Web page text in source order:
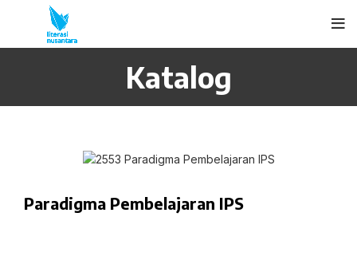
Katalog
Paradigma Pembelajaran IPS